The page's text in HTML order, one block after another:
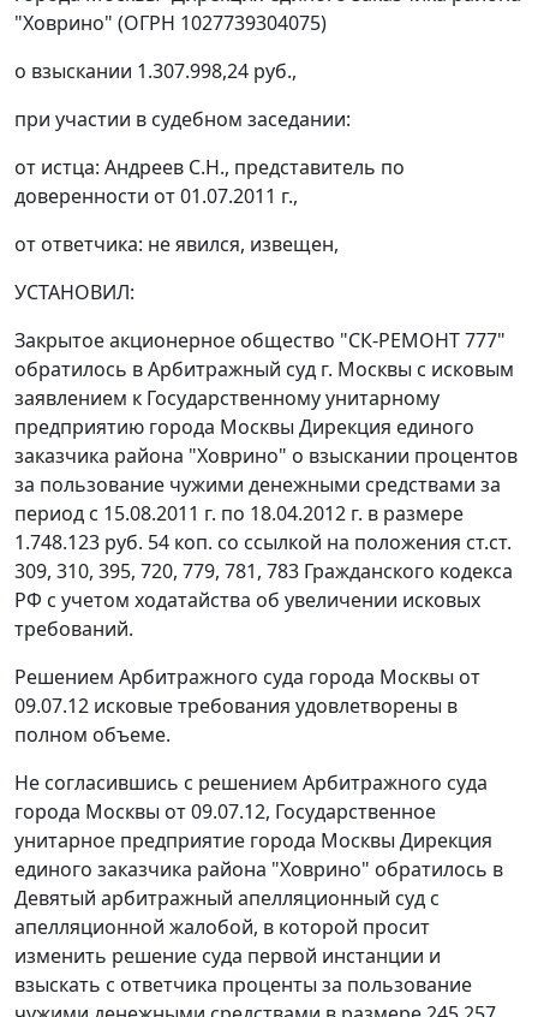
"Ховрино" (ОГРН 1027739304075)
о взыскании 1.307.998,24 руб.,
при участии в судебном заседании:
от истца: Андреев С.Н., представитель по
доверенности от 01.07.2011 г.,
от ответчика: не явился, извещен,
УСТАНОВИЛ:
Закрытое акционерное общество "СК-РЕМОНТ 777"
обратилось в Арбитражный суд г. Москвы с исковым
заявлением к Государственному унитарному
предприятию города Москвы Дирекция единого
заказчика района "Ховрино" о взыскании процентов
за пользование чужими денежными средствами за
период с 15.08.2011 г. по 18.04.2012 г. в размере
1.748.123 руб. 54 коп. со ссылкой на положения ст.ст.
309, 310, 395, 720, 779, 781, 783 Гражданского кодекса
РФ с учетом ходатайства об увеличении исковых
требований.
Решением Арбитражного суда города Москвы от
09.07.12 исковые требования удовлетворены в
полном объеме.
Не согласившись с решением Арбитражного суда
города Москвы от 09.07.12, Государственное
унитарное предприятие города Москвы Дирекция
единого заказчика района "Ховрино" обратилось в
Девятый арбитражный апелляционный суд с
апелляционной жалобой, в которой просит
изменить решение суда первой инстанции и
взыскать с ответчика проценты за пользование